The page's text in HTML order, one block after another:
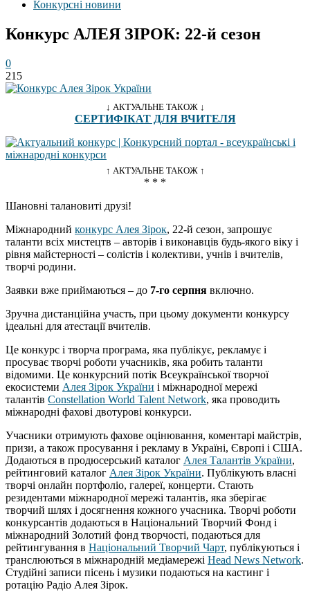
Конкурсні новини
Конкурс АЛЕЯ ЗІРОК: 22-й сезон
0
215
↓ АКТУАЛЬНЕ ТАКОЖ ↓
СЕРТИФІКАТ ДЛЯ ВЧИТЕЛЯ
↑ АКТУАЛЬНЕ ТАКОЖ ↑
* * *
Шановні талановиті друзі!
Міжнародний конкурс Алея Зірок, 22-й сезон, запрошує
таланти всіх мистецтв – авторів і виконавців будь-якого віку і
рівня майстерності – солістів і колективи, учнів і вчителів,
творчі родини.
Заявки вже приймаються – до 7-го серпня включно.
Зручна дистанційна участь, при цьому документи конкурсу
ідеальні для атестації вчителів.
Це конкурс і творча програма, яка публікує, рекламує і
просуває творчі роботи учасників, яка робить таланти
відомими. Це конкурсний потік Всеукраїнської творчої
екосистеми Алея Зірок України і міжнародної мережі
талантів Constellation World Talent Network, яка проводить
міжнародні фахові двотурові конкурси.
Учасники отримують фахове оцінювання, коментарі майстрів,
призи, а також просування і рекламу в Україні, Європі і США.
Додаються в продюсерський каталог Алея Талантів України,
рейтинговий каталог Алея Зірок України. Публікують власні
творчі онлайн портфоліо, галереї, концерти. Стають
резидентами міжнародної мережі талантів, яка зберігає
творчий шлях і досягнення кожного учасника. Творчі роботи
конкурсантів додаються в Національний Творчий Фонд і
міжнародний Золотий фонд творчості, подаються для
рейтингування в Національний Творчий Чарт, публікуються і
транслюються в міжнародній медіамережі Head News Network.
Студійні записи пісень і музики подаються на кастинг і
ротацію Радіо Алея Зірок.